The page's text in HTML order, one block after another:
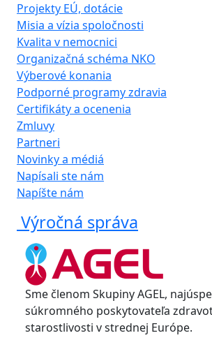
Projekty EÚ, dotácie
Misia a vízia spoločnosti
Kvalita v nemocnici
Organizačná schéma NKO
Výberové konania
Podporné programy zdravia
Certifikáty a ocenenia
Zmluvy
Partneri
Novinky a médiá
Napísali ste nám
Napíšte nám
Výročná správa
Sme členom Skupiny AGEL,
súkromného poskytovateľa
starostlivosti v strednej Európe.